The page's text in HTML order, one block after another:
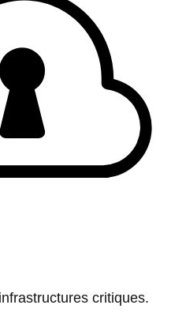
critiques.